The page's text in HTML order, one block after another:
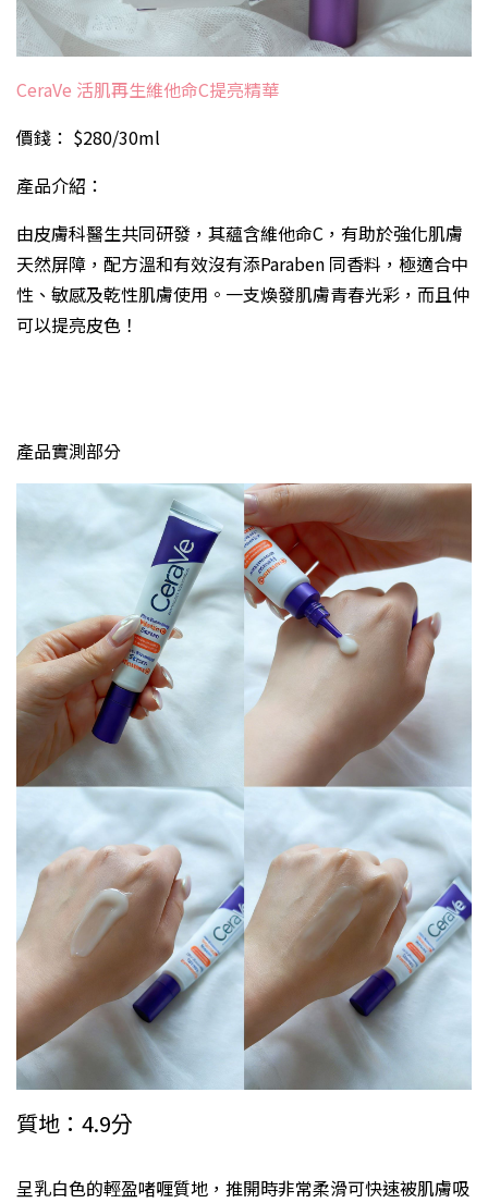
CeraVe 活肌再生維他命C提亮精華
價錢： $280/30ml
產品介紹：
由皮膚科醫生共同研發，其蘊含維他命C，有助於強化肌膚
天然屏障，配方溫和有效沒有添Paraben 同香料，極適合中
性、敏感及乾性肌膚使用。一支煥發肌膚青春光彩，而且仲
可以提亮皮色！
產品實測部分
質地：4.9分
呈乳白色的輕盈啫喱質地，推開時非常柔滑可快速被肌膚吸